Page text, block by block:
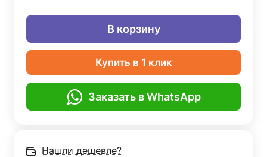
В корзину
Купить в 1 клик
Заказать в WhatsApp
Нашли дешевле?